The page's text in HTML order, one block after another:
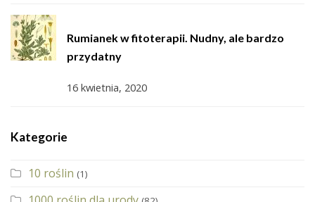
Rumianek w fitoterapii. Nudny, ale bardzo
przydatny
16 kwietnia, 2020
Kategorie
10 roślin (1)